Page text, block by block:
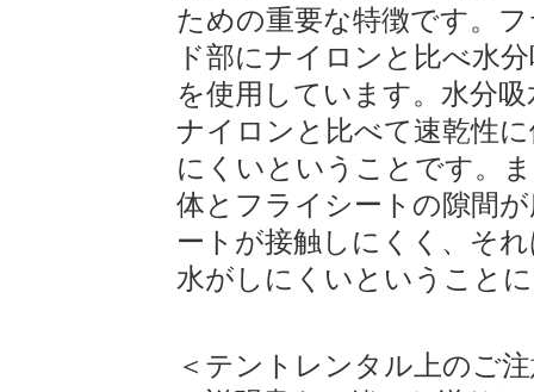
ための重要な特徴です。
ド部にナイロンと比べ水
を使用しています。水分
ナイロンと比べて速乾性
にくいということです。
体とフライシートの隙間
ートが接触しにくく、そ
水がしにくいということ
＜テントレンタル上のご